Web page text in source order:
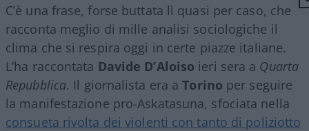
C’è una frase, forse buttata lì quasi per caso, che
racconta meglio di mille analisi sociologiche il
clima che si respira oggi in certe piazze italiane.
L’ha raccontata Davide D’Aloiso ieri sera a Quarta
Repubblica. Il giornalista era aTorino per seguire
la manifestazione pro-Askatasuna, sfociata nella
consueta rivolta dei violenti con tanto di poliziotto